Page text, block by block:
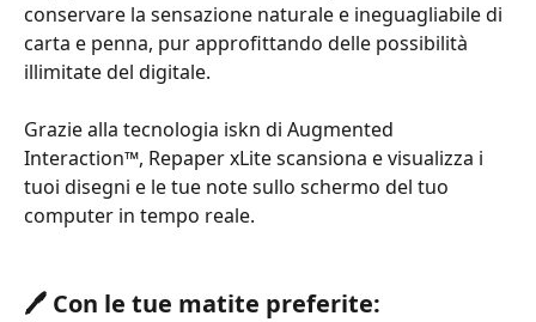
conservare la sensazione naturale e ineguagliabile di
carta e penna, pur approfittando delle possibilità
illimitate del digitale.
Grazie alla tecnologia iskn di Augmented
Interaction™, Repaper xLite scansiona e visualizza i
tuoi disegni e le tue note sullo schermo del tuo
computer in tempo reale.
🖊️ Con le tue matite preferite: